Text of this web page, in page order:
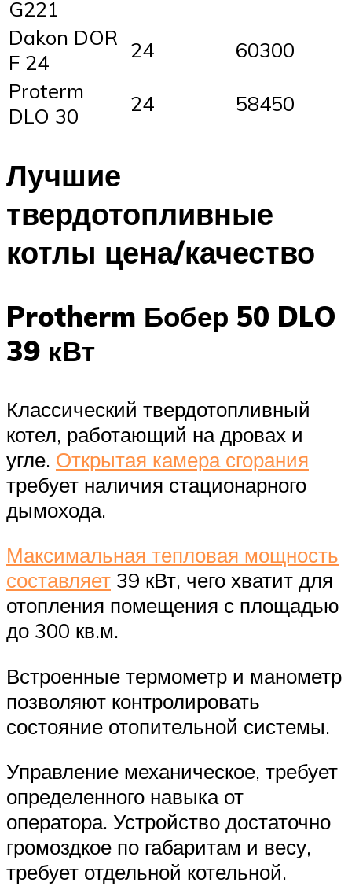
G221
Dakon DOR
F 24
24
60300
Proterm
DLO 30
24 58450
Лучшие
твердотопливные
котлы цена/качество
Protherm Бобер 50 DLO
39 кВт
Классический твердотопливный
котел, работающий на дровах и
угле. Открытая камера сгорания
требует наличия стационарного
дымохода.
Максимальная тепловая мощность
составляет 39 кВт, чего хватит для
отопления помещения с площадью
до 300 кв.м.
Встроенные термометр и манометр
позволяют контролировать
состояние отопительной системы.
Управление механическое, требует
определенного навыка от
оператора. Устройство достаточно
громоздкое по габаритам и весу,
требует отдельной котельной.